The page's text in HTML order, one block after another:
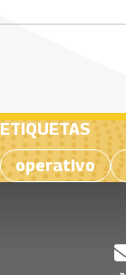
ETIQUETAS
operativo